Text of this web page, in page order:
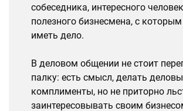
собеседника, интересного
полезного бизнесмена, с
иметь дело.
В деловом общении не стоит
палку: есть смысл, делать
комплименты, но не приторно
заинтересовывать своим